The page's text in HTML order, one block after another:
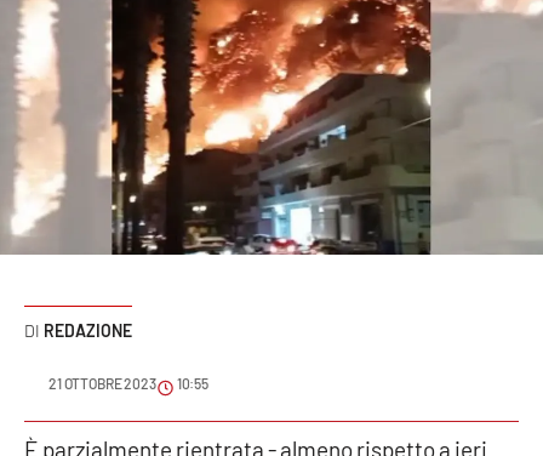
Economia e lavoro
Italia Mondo
Sanità
Sport
Cultura
Podcast
Meteo
Editoriali
REDAZIONE
21 OTTOBRE 2023 10:55
È parzialmente rientrata - almeno rispetto a ieri